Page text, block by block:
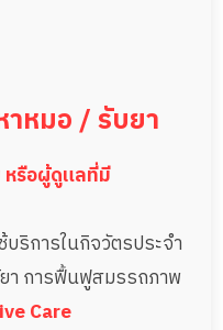
หมอ / รับยา
หรือผู้ดูแลที่มี
ริการในกิจวัตรประจำ
า การฟื้นฟูสมรรถภาพ
Care